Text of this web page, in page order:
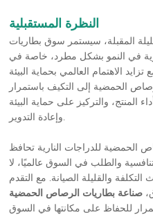
النظرة المستقبلية
المقبلة، سيستمر سوق بطاريات
في النمو بشكل مطرد، خاصة في
الاهتمام العالمي بحماية البيئة
الحمضية إلى التكيف باستمرار
المنتج، والتركيز على حماية البيئة
وإعادة التدوير.
الحمضية للدراجات النارية تحافظ
والطلب في السوق عالميًا، لا
والقليلة الصيانة. مع التقدم
صناعة بطاريات الرصاص الحمضية